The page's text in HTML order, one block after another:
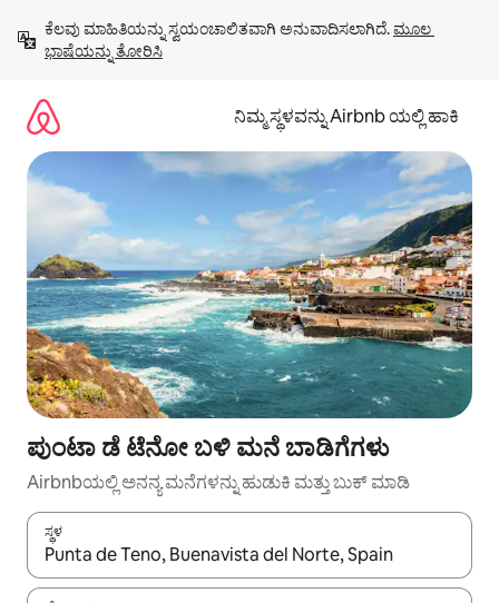
ಹೋಗಿ
ಕೆಲವು ಮಾಹಿತಿಯನ್ನು ಸ್ವಯಂಚಾಲಿತವಾಗಿ ಅನುವಾದಿಸಲಾಗಿದೆ. ಮೂಲ
ಭಾಷೆಯನ್ನು ತೋರಿಸಿ
ನಿಮ್ಮ ಸ್ಥಳವನ್ನು Airbnb ಯಲ್ಲಿ ಹಾಕಿ
ಪುಂಟಾ ಡೆ ಟೆನೋ ಬಳಿ ಮನೆ ಬಾಡಿಗೆಗಳು
Airbnbಯಲ್ಲಿ ಅನನ್ಯ ಮನೆಗಳನ್ನು ಹುಡುಕಿ ಮತ್ತು ಬುಕ್ ಮಾಡಿ
ಸ್ಥಳ
ಫಲಿತಾಂಶಗಳು ಲಭ್ಯವಿರುವಾಗ, ಅಪ್ ಮತ್ತು ಡೌನ್ ಬಾಣದ ಕೀಲಿಗಳೊಂದಿಗೆ